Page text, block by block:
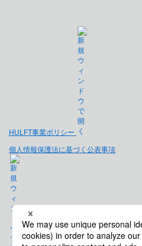
HULFT事業ポリシー
個人情報保護法に基づく公表事項